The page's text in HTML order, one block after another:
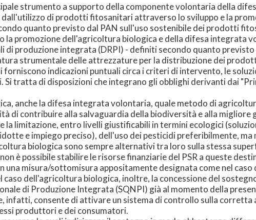
strumento a supporto della componente volontaria della
di prodotti fitosanitari attraverso lo sviluppo e la
quanto previsto dal PAN sull'uso sostenibile dei prodotti
la promozione dell'agricoltura biologica e della difesa integrata
di produzione integrata (DRPI) - definiti secondo quanto
strumentale delle attrezzature per la distribuzione dei
forniscono indicazioni puntuali circa i criteri di intervento, le
tratta di disposizioni che integrano gli obblighi derivanti dai
anche la difesa integrata volontaria, quale metodo di
di contribuire alla salvaguardia della biodiversità e alla migliore
la limitazione, entro livelli giustificabili in termini ecologici
e impiego preciso), dell'uso dei pesticidi preferibilmente,
biologica sono sempre alternativi tra loro sulla stessa
è possibile stabilire le risorse finanziarie del PSR a queste
una misura/sottomisura appositamente designata come nel
dell'agricoltura biologica, inoltre, la concessione del
di Produzione Integrata (SQNPI) già al momento della
infatti, consente di attivare un sistema di controllo sulla corretta
produttori e dei consumatori.